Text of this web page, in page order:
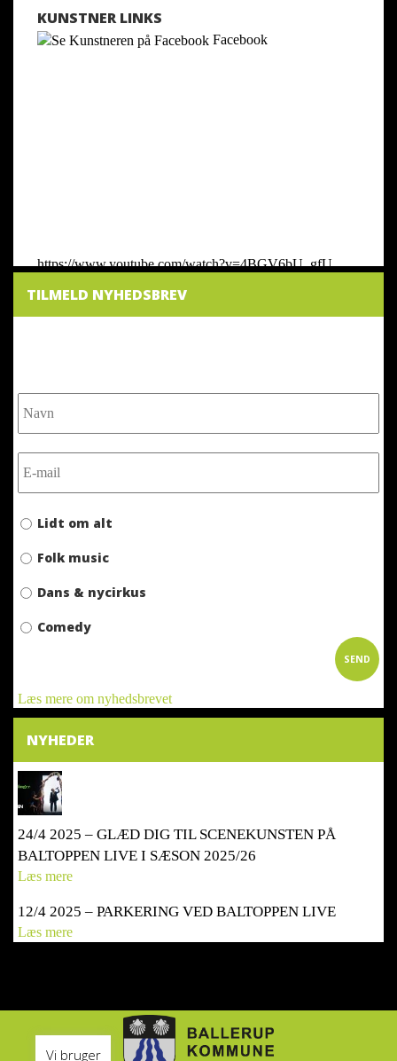
KUNSTNER LINKS
Facebook
https://www.youtube.com/watch?v=4BGV6bU_gfU
TILMELD NYHEDSBREV
Lidt om alt
Folk music
Dans & nycirkus
Comedy
Læs mere om nyhedsbrevet
NYHEDER
24/4 2025 – GLÆD DIG TIL SCENEKUNSTEN PÅ
BALTOPPEN LIVE I SÆSON 2025/26
Læs mere
12/4 2025 – PARKERING VED BALTOPPEN LIVE
Læs mere
Vi bruger